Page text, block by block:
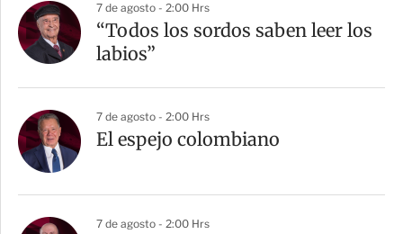
7 de agosto - 2:00 Hrs
“Todos los sordos saben leer los
labios”
7 de agosto - 2:00 Hrs
El espejo colombiano
7 de agosto - 2:00 Hrs